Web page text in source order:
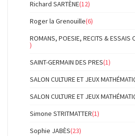
Richard SARTÈNE(12)
Roger la Grenouille(6)
ROMANS, POESIE, RECITS & ESSAIS
)
SAINT-GERMAIN DES PRES(1)
SALON CULTURE ET JEUX
SALON CULTURE ET JEUX
Simone STRITMATTER(1)
Sophie JABÈS(23)